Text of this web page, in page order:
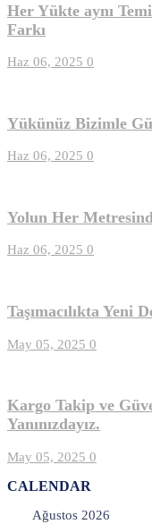
Her Yükte aynı
Farkı
Haz 06, 2025 0
Yükünüz Bizimle
Haz 06, 2025 0
Yolun Her
Haz 06, 2025 0
Taşımacılıkta Yeni
May 05, 2025 0
Kargo Takip ve
Yanınızdayız.
May 05, 2025 0
CALENDAR
Ağustos 2026